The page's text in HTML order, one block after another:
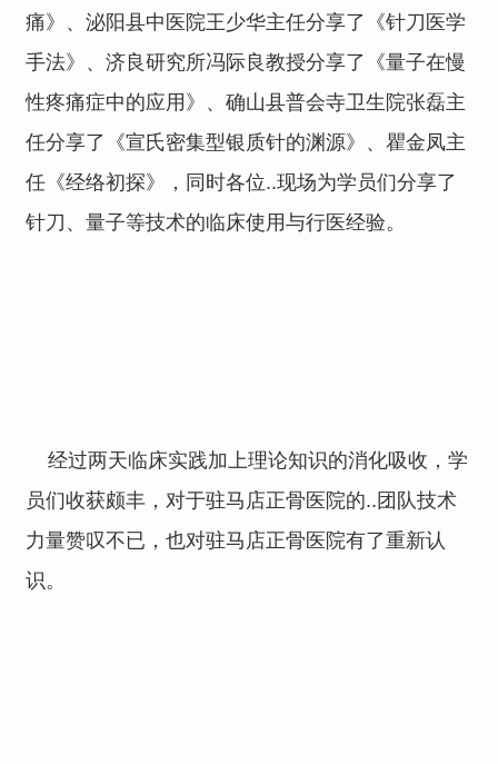
痛》、泌阳县中医院王少华主任分享了《针刀医学
手法》、济良研究所冯际良教授分享了《量子在慢
性疼痛症中的应用》、确山县普会寺卫生院张磊主
任分享了《宣氏密集型银质针的渊源》、瞿金凤主
任《经络初探》，同时各位..现场为学员们分享了
针刀、量子等技术的临床使用与行医经验。
经过两天临床实践加上理论知识的消化吸收，学
员们收获颇丰，对于驻马店正骨医院的..团队技术
力量赞叹不已，也对驻马店正骨医院有了重新认
识。